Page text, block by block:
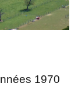
1970